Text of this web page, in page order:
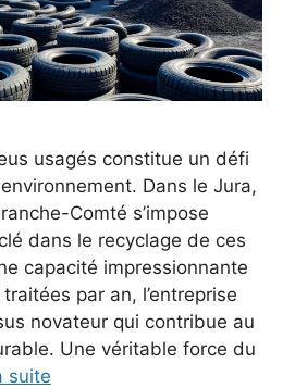
usagés constitue un défi
Dans le Jura,
Comté s’impose
dans le recyclage de ces
capacité impressionnante
par an, l’entreprise
novateur qui contribue au
Une véritable force du
suite